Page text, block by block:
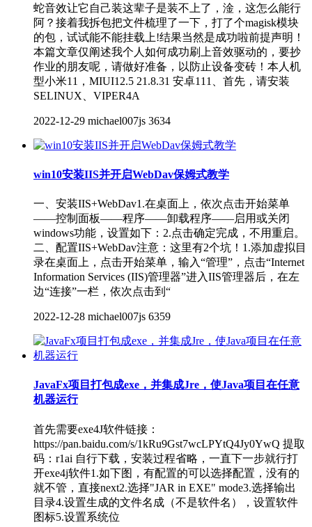
蛇音效让它自己装这辈子是装不上了，淦，这怎么能行
阿？接着我拆包把文件梳理了一下，打了个magisk模块
的包，试试能不能挂载上!结果当然是成功啦前提声明！
本篇文章仅阐述我个人如何成功刷上音效驱动的，要抄
作业的朋友呢，请做好准备，以防止设备变砖！本人机
型小米11，MIUI12.5 21.8.31 安卓111、首先，请安装
SELINUX、VIPER4A
2022-12-29 michael007js 3634
win10安装IIS并开启WebDav保姆式教学
一、安装IIS+WebDav1.在桌面上，依次点击开始菜单
——控制面板——程序——卸载程序——启用或关闭
windows功能，设置如下：2.点击确定完成，不用重启。
二、配置IIS+WebDav注意：这里有2个坑！1.添加虚拟目
录在桌面上，点击开始菜单，输入“管理”，点击“Internet
Information Services (IIS)管理器”进入IIS管理器后，在左
边“连接”一栏，依次点击到“
2022-12-28 michael007js 6359
JavaFx项目打包成exe，并集成Jre，使Java项目在任意
机器运行
首先需要exe4J软件链接：
https://pan.baidu.com/s/1kRu9Gst7wcLPYtQ4Jy0YwQ 提取
码：r1ai 自行下载，安装过程省略，一直下一步就行打
开exe4j软件1.如下图，有配置的可以选择配置，没有的
就不管，直接next2.选择"JAR in EXE" mode3.选择输出
目录4.设置生成的文件名成（不是软件名），设置软件
图标5.设置系统位